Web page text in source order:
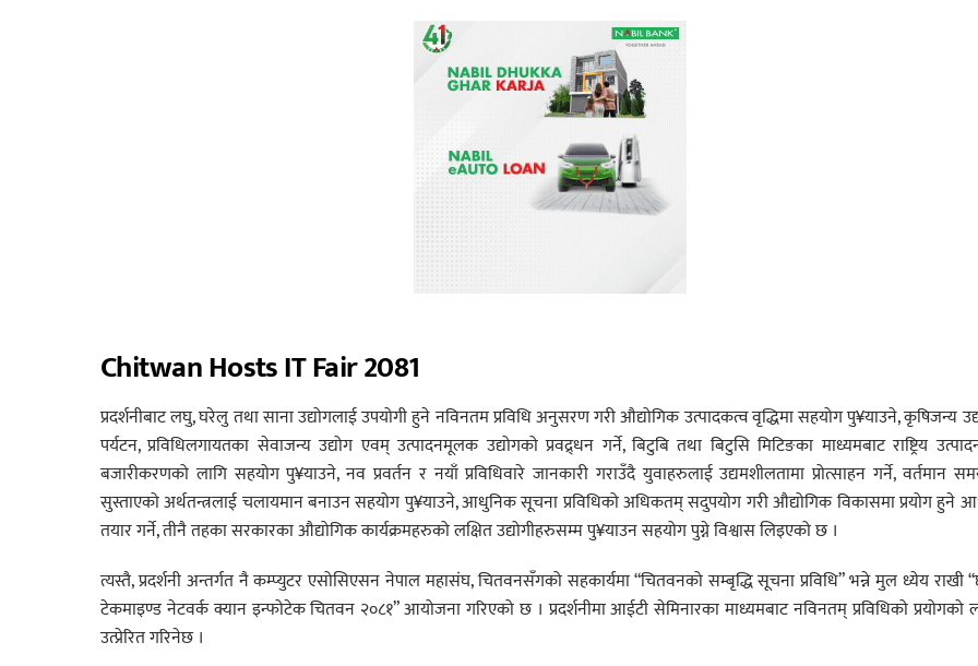
Chitwan Hosts IT Fair 2081
प्रदर्शनीबाट लघु, घरेलु तथा साना उद्योगलाई उपयोगी हुने नविनतम प्रविधि अनुसरण गरी औद्योगिक उत्पादकत्व वृद्धिमा सहयोग पु¥याउने, कृषिजन्य
पर्यटन, प्रविधिलगायतका सेवाजन्य उद्योग एवम् उत्पादनमूलक उद्योगको प्रवद्र्धन गर्ने, बिटुबि तथा बिटुसि मिटिङका माध्यमबाट राष्ट्रिय
बजारीकरणको लागि सहयोग पु¥याउने, नव प्रवर्तन र नयाँ प्रविधिवारे जानकारी गराउँदै युवाहरुलाई उद्यमशीलतामा प्रोत्साहन गर्ने, वर्तमान
सुस्ताएको अर्थतन्त्रलाई चलायमान बनाउन सहयोग पु¥याउने, आधुनिक सूचना प्रविधिको अधिकतम् सदुपयोग गरी औद्योगिक विकासमा प्रयोग हुने
तयार गर्ने, तीनै तहका सरकारका औद्योगिक कार्यक्रमहरुको लक्षित उद्योगीहरुसम्म पु¥याउन सहयोग पुग्ने विश्वास लिइएको छ ।
त्यस्तै, प्रदर्शनी अन्तर्गत नै कम्प्युटर एसोसिएसन नेपाल महासंघ, चितवनसँगको सहकार्यमा “चितवनको सम्बृद्धि सूचना प्रविधि” भन्ने मुल ध्येय राखी
टेकमाइण्ड नेटवर्क क्यान इन्फोटेक चितवन २०८१” आयोजना गरिएको छ । प्रदर्शनीमा आईटी सेमिनारका माध्यमबाट नविनतम् प्रविधिको प्रयोगको
उत्प्रेरित गरिनेछ ।